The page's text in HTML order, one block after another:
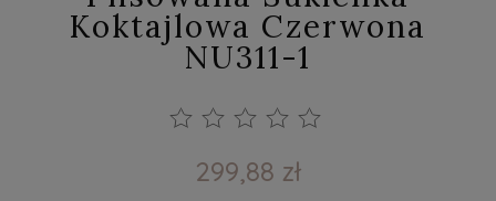
Koktajlowa Czerwona
NU311-1
299,88 zł